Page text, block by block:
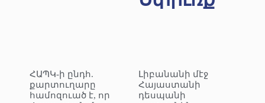
ՀԱՊԿ-ի ընդհ.
քարտուղարը
համոզուած է, որ
Լիբանանի մէջ
Հայաստանի
դեսպանի